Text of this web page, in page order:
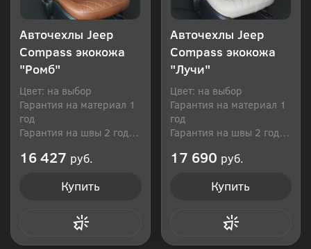
Авточехлы Jeep
Compass экокожа
"Ромб"
Цвет: на выбор
Гарантия на материал 1
год
Гарантия на швы 2 года
16 427 руб.
Купить
Авточехлы Jeep
Compass экокожа
"Лучи"
Цвет: на выбор
Гарантия на материал 1
год
Гарантия на швы 2 года
17 690 руб.
Купить